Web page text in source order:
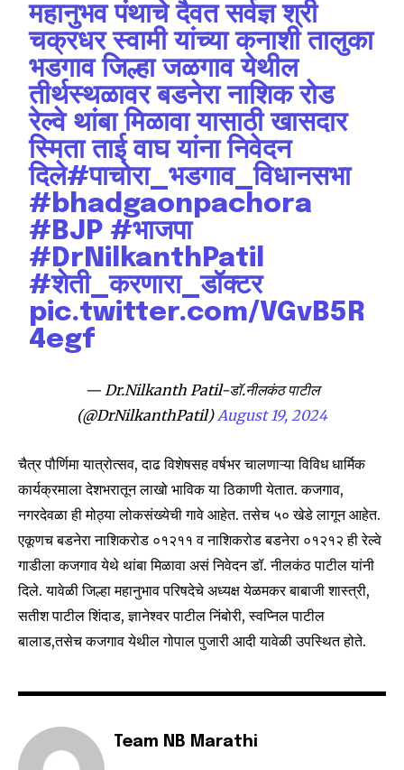
SUBSCRIBERS and be part of the
conversation.
or click the subscribe button below. Don't worry, we respect
your privacy and won't spam your inbox. Your information is
safe with us.
SUBSCRIBE
6,300
Fans
32,111
महानुभव पंथाचे दैवत सर्वज्ञ श्री
चक्रधर स्वामी यांच्या कनाशी तालुका
भडगाव जिल्हा जळगाव येथील
तीर्थस्थळावर बडनेरा नाशिक रोड
रेल्वे थांबा मिळावा यासाठी खासदार
स्मिता ताई वाघ यांना निवेदन
दिले#पाचोरा_भडगाव_विधानसभा
#bhadgaonpachora
#BJP #भाजपा
#DrNilkanthPatil
#शेती_करणारा_डॉक्टर
pic.twitter.com/VGvB5R
4egf
— Dr.Nilkanth Patil-डॉ.नीलकंठ पाटील
(@DrNilkanthPatil)August 19, 2024
चैत्र पौर्णिमा यात्रोत्सव, दाढ विशेषसह वर्षभर चालणाऱ्या विविध धार्मिक
कार्यक्रमाला देशभरातून लाखो भाविक या ठिकाणी येतात. कजगाव,
नगरदेवळा ही मोठ्या लोकसंख्येची गावे आहेत. तसेच ५० खेडे लागून आहेत.
एकूणच बडनेरा नाशिकरोड ०१२११ व नाशिकरोड बडनेरा ०१२१२ ही रेल्वे
गाडीला कजगाव येथे थांबा मिळावा असं निवेदन डॉ. नीलकंठ पाटील यांनी
दिले. यावेळी जिल्हा महानुभाव परिषदेचे अध्यक्ष येळमकर बाबाजी शास्त्री,
सतीश पाटील शिंदाड, ज्ञानेश्वर पाटील निंबोरी, स्वप्निल पाटील
बालाड,तसेच कजगाव येथील गोपाल पुजारी आदी यावेळी उपस्थित होते.
Team NB Marathi